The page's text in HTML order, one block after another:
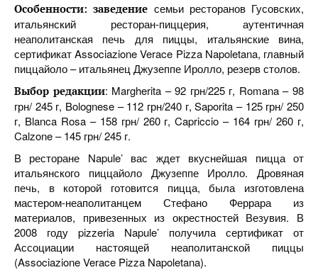
Особенности: заведение семьи ресторанов Гусовских,
итальянский ресторан-пиццерия, аутентичная
неаполитанская печь для пиццы, итальянские вина,
сертификат Associazione Verace Pizza Napoletana, главный
пиццайоло – итальянец Джузеппе Иролло, резерв столов.
Выбор редакции: Margherita – 92 грн/225 г, Romana – 98
грн/ 245 г, Bolognese – 112 грн/240 г, Saporita – 125 грн/ 250
г, Blanca Rosa – 158 грн/ 260 г, Capriccio – 164 грн/ 260 г,
Calzone – 145 грн/ 245 г.
В ресторане Napule’ вас ждет вкуснейшая пицца от
итальянского пиццайоло Джузеппе Иролло. Дровяная
печь, в которой готовится пицца, была изготовлена
мастером-неаполитанцем Стефано Феррара из
материалов, привезенных из окрестностей Везувия. В
2008 году pizzeria Napule’ получила сертификат от
Ассоциации настоящей неаполитанской пиццы
(Associazione Verace Pizza Napoletana).